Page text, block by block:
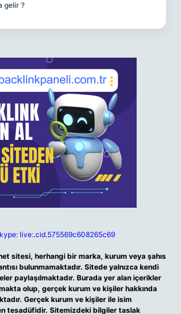
gelir ?
live:.cid.575569c608265c69
sitesi, herhangi bir marka, kurum veya şahıs
bulunmamaktadır. Sitede yalnızca kendi
paylaşılmaktadır. Burada yer alan içerikler
olup, gerçek kurum ve kişiler hakkında
Gerçek kurum ve kişiler ile isim
tesadüfidir. Sitemizdeki bilgiler taslak